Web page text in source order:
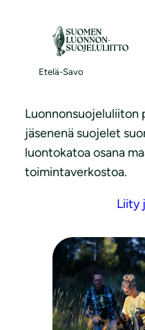
Etelä-Savo
Liity
Luonnonsuojeluliiton
jäsenenä suojelet
luontokatoa osana
toimintaverkostoa.
Liity